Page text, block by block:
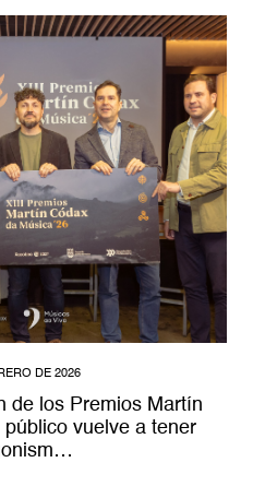
DE 2026
de los Premios Martín
vuelve a tener